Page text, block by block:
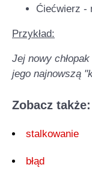
Ćiećwierz -
Przykład:
Jej nowy
jego najnowszą
Zobacz także:
stalkowanie
błąd